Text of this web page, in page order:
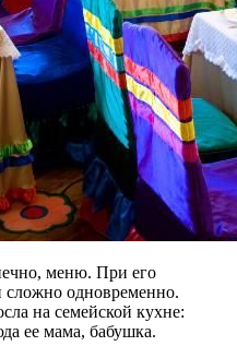
меню. При его
сложно одновременно.
на семейской кухне:
ее мама, бабушка.